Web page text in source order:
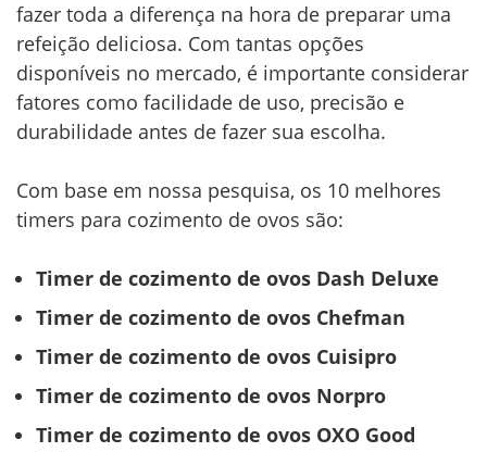
fazer toda a diferença na hora de preparar uma
refeição deliciosa. Com tantas opções
disponíveis no mercado, é importante considerar
fatores como facilidade de uso, precisão e
durabilidade antes de fazer sua escolha.
Com base em nossa pesquisa, os 10 melhores
timers para cozimento de ovos são:
Timer de cozimento de ovos Dash Deluxe
Timer de cozimento de ovos Chefman
Timer de cozimento de ovos Cuisipro
Timer de cozimento de ovos Norpro
Timer de cozimento de ovos OXO Good